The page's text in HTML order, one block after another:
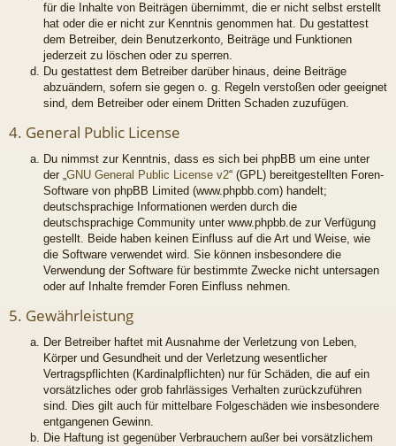
für die Inhalte von Beiträgen übernimmt, die er nicht selbst erstellt
hat oder die er nicht zur Kenntnis genommen hat. Du gestattest
dem Betreiber, dein Benutzerkonto, Beiträge und Funktionen
jederzeit zu löschen oder zu sperren.
Du gestattest dem Betreiber darüber hinaus, deine Beiträge
abzuändern, sofern sie gegen o. g. Regeln verstoßen oder geeignet
sind, dem Betreiber oder einem Dritten Schaden zuzufügen.
4. General Public License
Du nimmst zur Kenntnis, dass es sich bei phpBB um eine unter
der „GNU General Public License v2“ (GPL) bereitgestellten Foren-
Software von phpBB Limited (www.phpbb.com) handelt;
deutschsprachige Informationen werden durch die
deutschsprachige Community unter www.phpbb.de zur Verfügung
gestellt. Beide haben keinen Einfluss auf die Art und Weise, wie
die Software verwendet wird. Sie können insbesondere die
Verwendung der Software für bestimmte Zwecke nicht untersagen
oder auf Inhalte fremder Foren Einfluss nehmen.
5. Gewährleistung
Der Betreiber haftet mit Ausnahme der Verletzung von Leben,
Körper und Gesundheit und der Verletzung wesentlicher
Vertragspflichten (Kardinalpflichten) nur für Schäden, die auf ein
vorsätzliches oder grob fahrlässiges Verhalten zurückzuführen
sind. Dies gilt auch für mittelbare Folgeschäden wie insbesondere
entgangenen Gewinn.
Die Haftung ist gegenüber Verbrauchern außer bei vorsätzlichem